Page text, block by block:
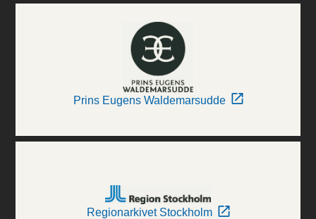
Prins Eugens Waldemarsudde
Regionarkivet Stockholm